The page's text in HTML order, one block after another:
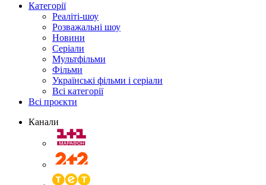
Категорії
Реаліті-шоу
Розважальні шоу
Новини
Серіали
Мультфільми
Фільми
Українські фільми і серіали
Всі категорії
Всі проєкти
Канали